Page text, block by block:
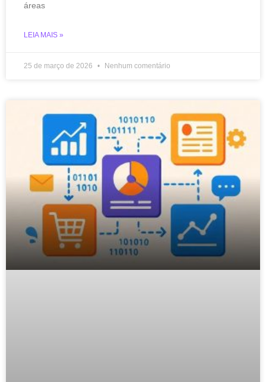
áreas
LEIA MAIS »
25 de março de 2026 Nenhum comentário